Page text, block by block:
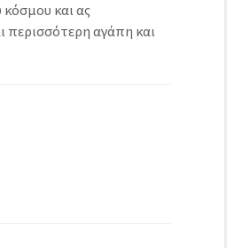
κόσμου και ας
περισσότερη αγάπη και